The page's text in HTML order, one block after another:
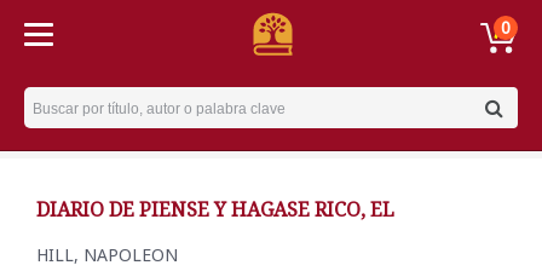
0
Username
DIARIO DE PIENSE Y HAGASE RICO, EL
HILL, NAPOLEON